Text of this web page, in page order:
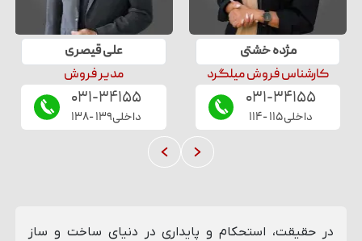
مژدهخشتی
کارشناس فروش میلگرد
۰۳۱-۳۴۱۵۵
داخلی۱۱۵-۱۱۴
علیقیصری
مدیر فروش
۰۳۱-۳۴۱۵۵
داخلی۱۳۹-۱۳۸
در حقیقت، استحکام و پایداری در دنیای ساخت و ساز